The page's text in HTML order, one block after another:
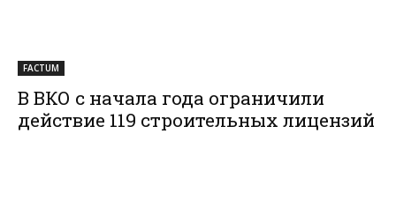
FACTUM
В ВКО с начала года ограничили
действие 119 строительных лицензий